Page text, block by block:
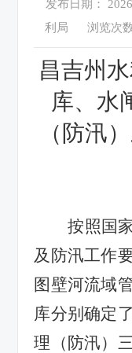
发布日期：
利局
浏览次
昌吉州
库、水
（防汛
按照国
及防汛工作
图壁河流域
库分别确定
理（防汛）